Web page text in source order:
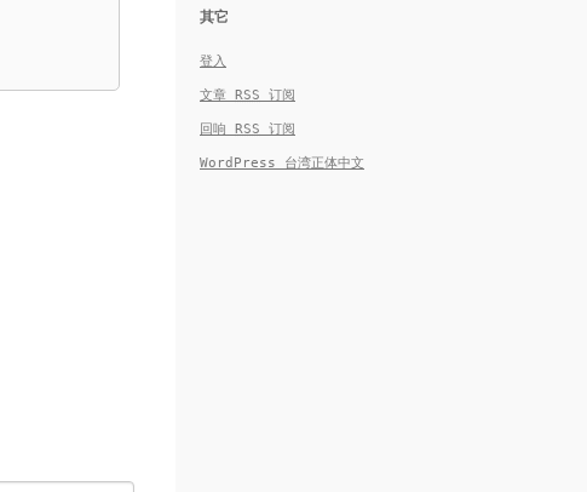
其它
登入
文章 RSS 订阅
回响 RSS 订阅
WordPress 台湾正体中文